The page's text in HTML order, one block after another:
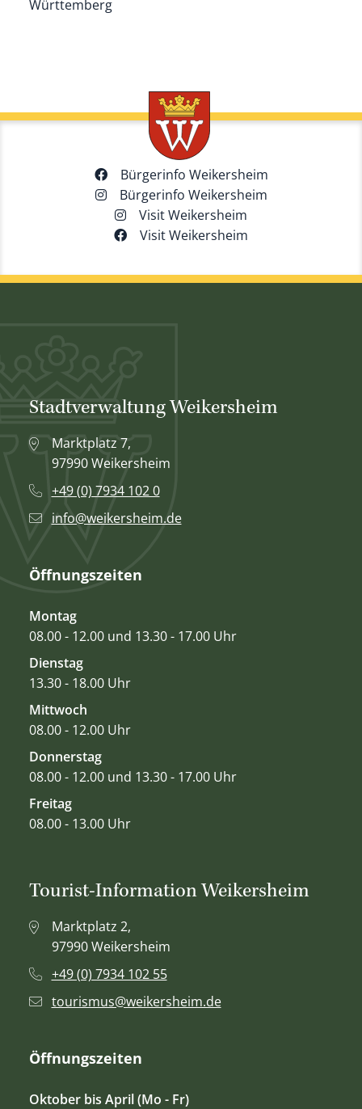
Württemberg
Bürgerinfo Weikersheim
Bürgerinfo Weikersheim
Visit Weikersheim
Visit Weikersheim
Stadtverwaltung Weikersheim
Marktplatz 7,
97990 Weikersheim
+49 (0) 7934 102 0
info@weikersheim.de
Öffnungszeiten
Montag
08.00 - 12.00 und 13.30 - 17.00 Uhr
Dienstag
13.30 - 18.00 Uhr
Mittwoch
08.00 - 12.00 Uhr
Donnerstag
08.00 - 12.00 und 13.30 - 17.00 Uhr
Freitag
08.00 - 13.00 Uhr
Tourist-Information Weikersheim
Marktplatz 2,
97990 Weikersheim
+49 (0) 7934 102 55
tourismus@weikersheim.de
Öffnungszeiten
Oktober bis April (Mo - Fr)